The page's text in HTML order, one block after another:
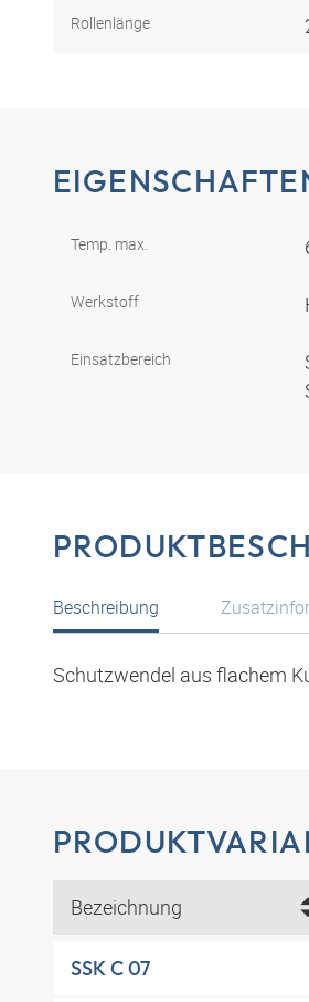
Rollenlänge
Temp. max.
Werkstoff
Einsatzbereich
Beschreibung
Schutzwendel aus flachem
Bezeichnung
SSK C 07